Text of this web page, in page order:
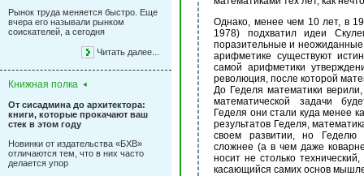
Рынок труда меняется быстро. Еще
вчера его называли рынком
соискателей, а сегодня
Читать далее...
Книжная полка
От сисадмина до архитектора:
книги, которые прокачают ваш
стек в этом году
Новинки от издательства «БХВ»
отличаются тем, что в них часто
делается упор
Однако, менее чем 10 лет, в
1978) подхватил идеи
поразительные и
арифметике существуют
самой арифметики
революция, после которой
До Геделя математики
математической задачи
Геделя они стали куда менее
результатов Геделя,
своем развитии, но Геделю
сложнее (а в чем даже
носит не столько
касающийся самих основ